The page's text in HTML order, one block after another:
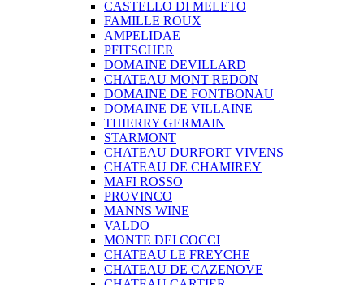
CASTELLO DI MELETO
FAMILLE ROUX
AMPELIDAE
PFITSCHER
DOMAINE DEVILLARD
CHATEAU MONT REDON
DOMAINE DE FONTBONAU
DOMAINE DE VILLAINE
THIERRY GERMAIN
STARMONT
CHATEAU DURFORT VIVENS
CHATEAU DE CHAMIREY
MAFI ROSSO
PROVINCO
MANNS WINE
VALDO
MONTE DEI COCCI
CHATEAU LE FREYCHE
CHATEAU DE CAZENOVE